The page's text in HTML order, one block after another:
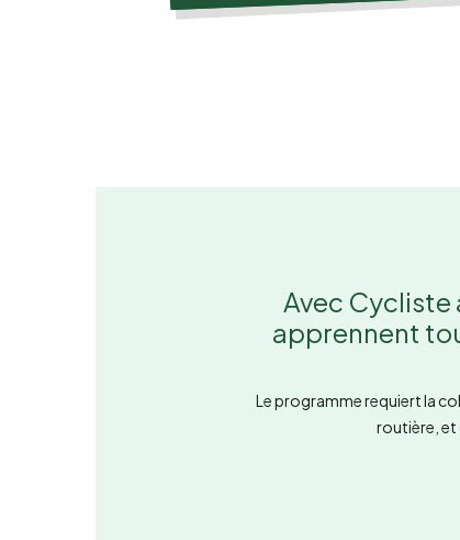
Avec Cycliste
apprennent
Le programme requiert la
routière, et